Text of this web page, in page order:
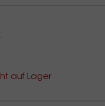
auf Lager